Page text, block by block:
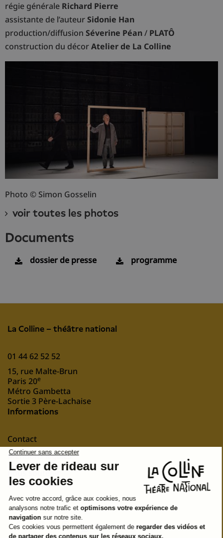
régie générale Richard Pierre
assistante de l’auteurSidonie Han
production/diffusion Séverine Péan/ PLATÔ
construction du décorAtelier de La Colline
Photo © Simon Gosselin
voir toutes les photos
documents
dossier de presse programme
La Colline – théâtre national
01 44 62 52 52
15, rue Malte-Brun
Paris 20e
Métro Gambetta
Sortie 3 Père-Lachaise
Informations
Contact
Mentions légales
nous soutenir
Suivez-nous